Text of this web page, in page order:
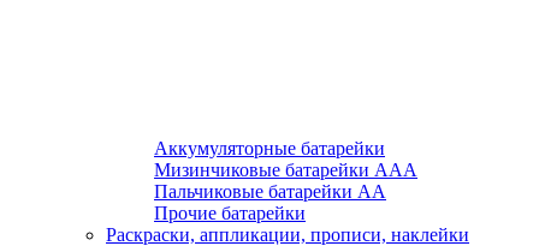
Аккумуляторные батарейки
Мизинчиковые батарейки ААА
Пальчиковые батарейки АА
Прочие батарейки
Раскраски, аппликации, прописи, наклейки